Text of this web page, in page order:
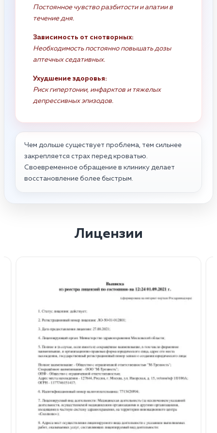
Постоянное чувство разбитости и апатии в
течение дня.
Зависимость от снотворных:
Необходимость постоянно повышать дозы
аптечных седативных.
Ухудшение здоровья:
Риск гипертонии, инфарктов и тяжелых
депрессивных эпизодов.
Чем дольше существует проблема, тем сильнее
закрепляется страх перед кроватью.
Своевременное обращение в клинику делает
восстановление более быстрым.
Лицензии